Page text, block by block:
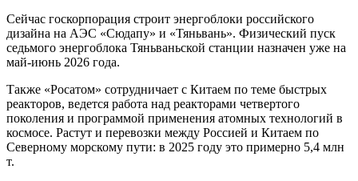
Сейчас госкорпорация строит энергоблоки российского
дизайна на АЭС «Сюдапу» и «Тяньвань». Физический пуск
седьмого энергоблока Тяньваньской станции назначен уже на
май-июнь 2026 года.
Также «Росатом» сотрудничает с Китаем по теме быстрых
реакторов, ведется работа над реакторами четвертого
поколения и программой применения атомных технологий в
космосе. Растут и перевозки между Россией и Китаем по
Северному морскому пути: в 2025 году это примерно 5,4 млн
т.